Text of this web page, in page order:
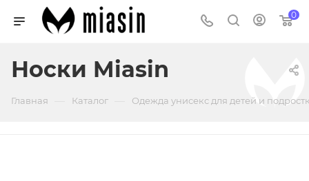
0
Носки Miasin
Главная Каталог Одежда унисекс для детей и